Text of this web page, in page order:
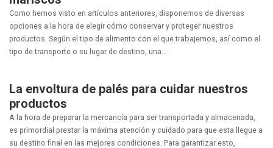
Como hemos visto en artículos anteriores, disponemos de diversas
opciones a la hora de elegir cómo conservar y proteger nuestros
productos. Según el tipo de alimento con el que trabajemos, así como el
tipo de transporte o su lugar de destino, una...
La envoltura de palés para cuidar nuestros
productos
A la hora de preparar la mercancía para ser transportada y almacenada,
es primordial prestar la máxima atención y cuidado para que esta llegue a
su destino final en las mejores condiciones. Para garantizar esto,